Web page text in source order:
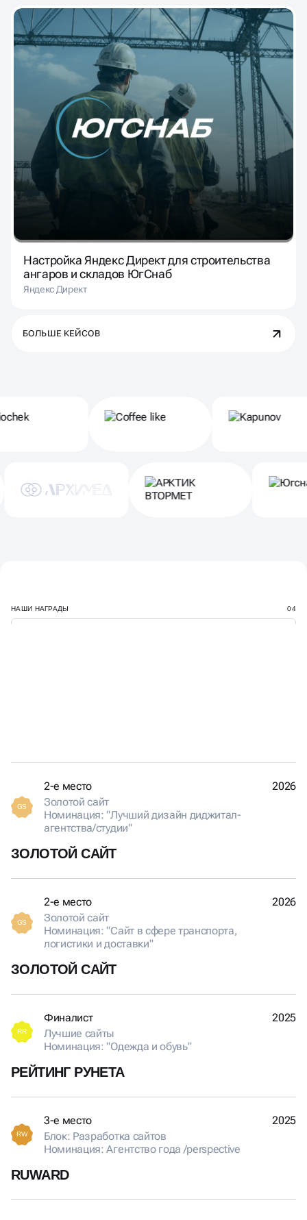
Настройка Яндекс Директ для строительства
ангаров и складов ЮгСнаб
Яндекс Директ
БОЛЬШЕ КЕЙСОВ
НАШИ НАГРАДЫ 04
ЗОЛОТОЙ САЙТ
GS
2-е место
Золотой сайт
Номинация: "Лучший дизайн диджитал-
агентства/студии"
2026
ЗОЛОТОЙ САЙТ
GS
2-е место
Золотой сайт
Номинация: "Сайт в сфере транспорта,
логистики и доставки"
2026
РЕЙТИНГ РУНЕТА
RR
Финалист
Лучшие сайты
Номинация: "Одежда и обувь"
2025
RUWARD
RW
3-е место
Блок: Разработка сайтов
Номинация: Агентство года /perspective
2025